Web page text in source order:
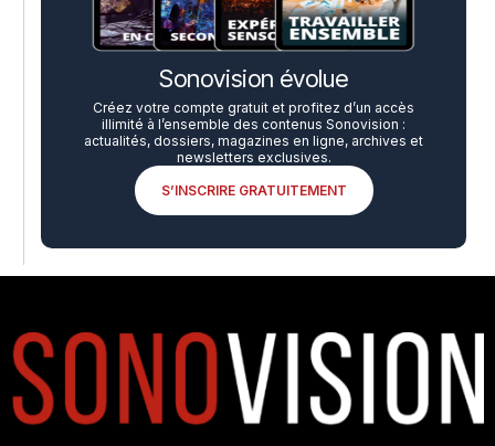
Sonovision évolue
Créez votre compte gratuit et profitez d’un accès
illimité à l’ensemble des contenus Sonovision :
actualités, dossiers, magazines en ligne, archives et
newsletters exclusives.
S’INSCRIRE GRATUITEMENT